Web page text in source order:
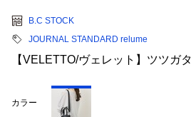
B.C STOCK
JOURNAL STANDARD relume
【VELETTO/ヴェレット】ツツガ
カラー